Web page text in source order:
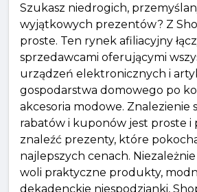
Szukasz niedrogich,
wyjątkowych prezentów? Z
proste. Ten rynek afiliacyjny
sprzedawcami oferującymi
urządzeń elektronicznych i
gospodarstwa domowego po
akcesoria modowe. Znalezienie
rabatów i kuponów jest proste i
znaleźć prezenty, które
najlepszych cenach.
woli praktyczne produkty,
dekadenckie niespodzianki,